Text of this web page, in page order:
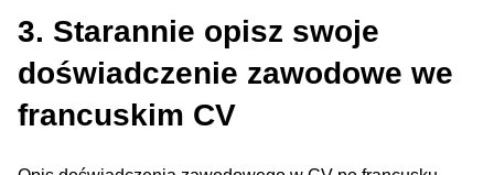
3. Starannie opisz swoje
doświadczenie zawodowe we
francuskim CV